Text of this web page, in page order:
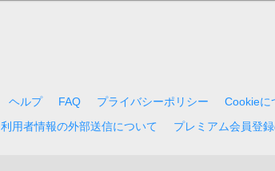
ヘルプ FAQ プライバシーポリシー
Cookieに
利用者情報の外部送信について プレミアム会員登